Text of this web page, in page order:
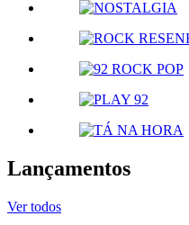
Lançamentos
Ver todos